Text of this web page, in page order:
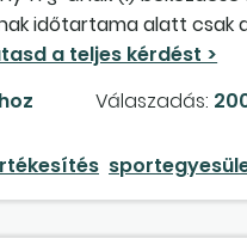
időtartama alatt csak
a
e adófizetési
Válaszadás: